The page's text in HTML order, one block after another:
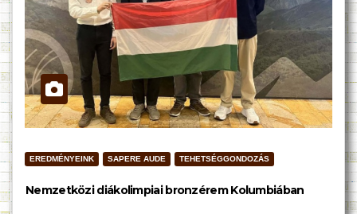
EREDMÉNYEINK SAPERE AUDE TEHETSÉGGONDOZÁS
Nemzetközi diákolimpiai bronzérem Kolumbiában